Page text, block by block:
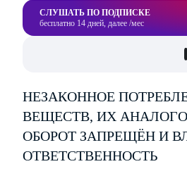
СЛУШАТЬ ПО ПОДПИСКЕ
бесплатно 14 дней, далее /мес
НЕЗАКОННОЕ
ВЕЩЕСТВ, ИХ
ОБОРОТ ЗАПРЕЩЁН И
ОТВЕТСТВЕННОСТЬ